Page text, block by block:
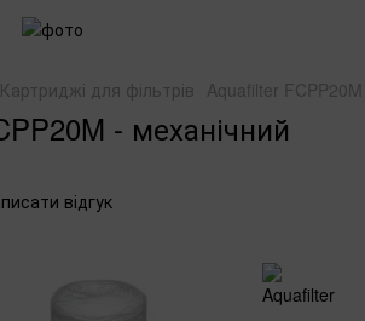
Картриджі для фільтрів Aquafilter
- механічний
відгук